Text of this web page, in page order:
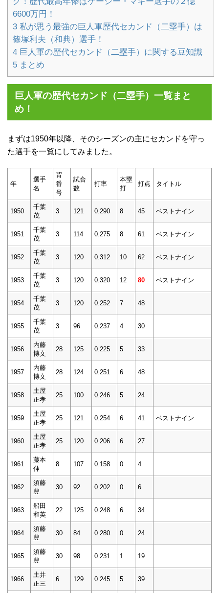
6600万円！
3 私が思う最強の巨人軍歴代セカンド（二塁手）は
篠塚利夫（和典）選手！
4 巨人軍の歴代セカンド（二塁手）に関する豆知識
5 まとめ
巨人軍の歴代セカンド（二塁手）一覧まと
め！
まずは1950年以降、そのシーズンの主にセカンドを守っ
た選手を一覧にしてみました。
年
選手
名
背
番
号
試合
数
打率
本塁
打
打点 タイトル
1950
千葉
茂
3 121 0.290 8 45 ベストナイン
1951
千葉
茂
3 114 0.275 8 61 ベストナイン
1952
千葉
茂
3 120 0.312 10 62 ベストナイン
1953
千葉
茂
3 120 0.320 12 80 ベストナイン
1954
千葉
茂
3 120 0.252 7 48
1955
千葉
茂
3 96 0.237 4 30
1956
内藤
博文
28 125 0.225 5 33
1957
内藤
博文
28 124 0.251 6 48
1958
土屋
正孝
25 100 0.246 5 24
1959
土屋
正孝
25 121 0.254 6 41 ベストナイン
1960
土屋
正孝
25 120 0.206 6 27
1961
藤本
伸
8 107 0.158 0 4
1962
須藤
豊
30 92 0.202 0 6
1963
船田
和英
22 125 0.248 6 34
1964
須藤
豊
30 84 0.280 0 24
1965
須藤
豊
30 98 0.231 1 19
1966
土井
正三
6 129 0.245 5 39